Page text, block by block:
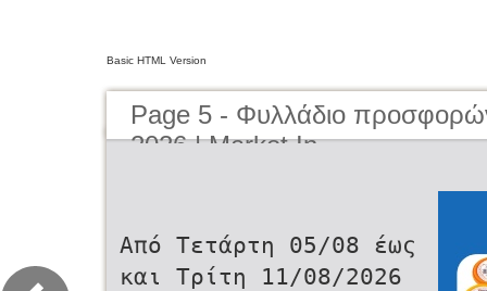
Basic HTML Version
Page 5 - Φυλλάδιο
2026 | Market In
Από Τετάρτη 05/08 έως
και Τρίτη 11/08/2026